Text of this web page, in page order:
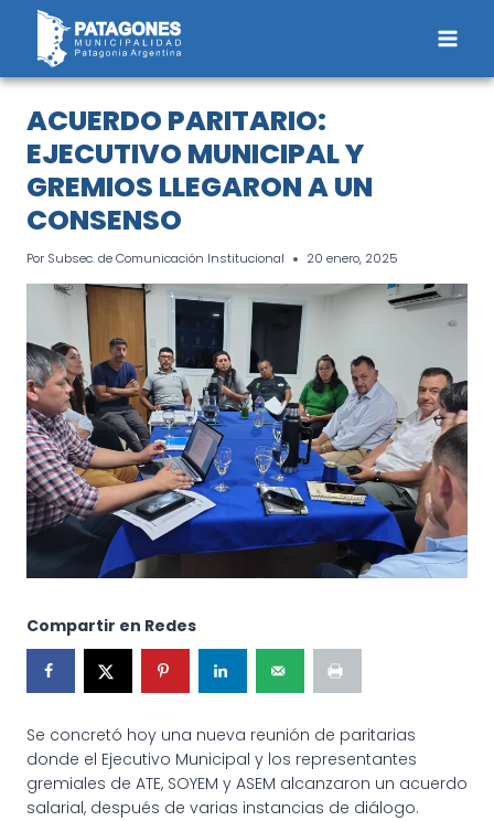
Saltar
contenido
ACUERDO PARITARIO:
EJECUTIVO MUNICIPAL Y
GREMIOS LLEGARON A UN
CONSENSO
Por Subsec. de Comunicación Institucional 20 enero, 2025
Compartir en Redes
Se concretó hoy una nueva reunión de paritarias
donde el Ejecutivo Municipal y los representantes
gremiales de ATE, SOYEM y ASEM alcanzaron un acuerdo
salarial, después de varias instancias de diálogo.